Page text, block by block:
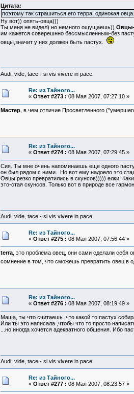
Цитата:
поэтому так страшиться его терра, одинокая овца.
Ну вот)) опять-овца)))
Ты меня не видел) но немного ощущаешь)) Овцы-
им кажется соверешнно бессмысленным-без
овцы,значит у них должен быть пастух.
Audi, vide, tace - si vis vivere in pace.
Re: из Тайного...
« Ответ #273 : 08 Мая 2007, 07:27:10 »
Мастер, в чем отличие Просветленного
Re: из Тайного...
« Ответ #274 : 08 Мая 2007, 07:29:45 »
Сия. Ты мне очень напоминаешь еще одного
он был рядом с ними. Но вот ему надоело это
Овцы резко превратились в скунсов))))) елки.
это-стая скунсов. Только вот в природе все
Audi, vide, tace - si vis vivere in pace.
Re: из Тайного...
« Ответ #275 : 08 Мая 2007, 07:56:44 »
terra, это проблема овец, они сами сделали себя
сомнение в том, что сможешь превратить овец в
Re: из Тайного...
« Ответ #276 : 08 Мая 2007, 08:19:49 »
Маша, ты что считаешь ,что какой то пастух
Или ты это написала ,чтобы что то просто
...но иногда хочется адекватного общения. Ибо
Audi, vide, tace - si vis vivere in pace.
Re: из Тайного...
« Ответ #277 : 08 Мая 2007, 08:23:57 »